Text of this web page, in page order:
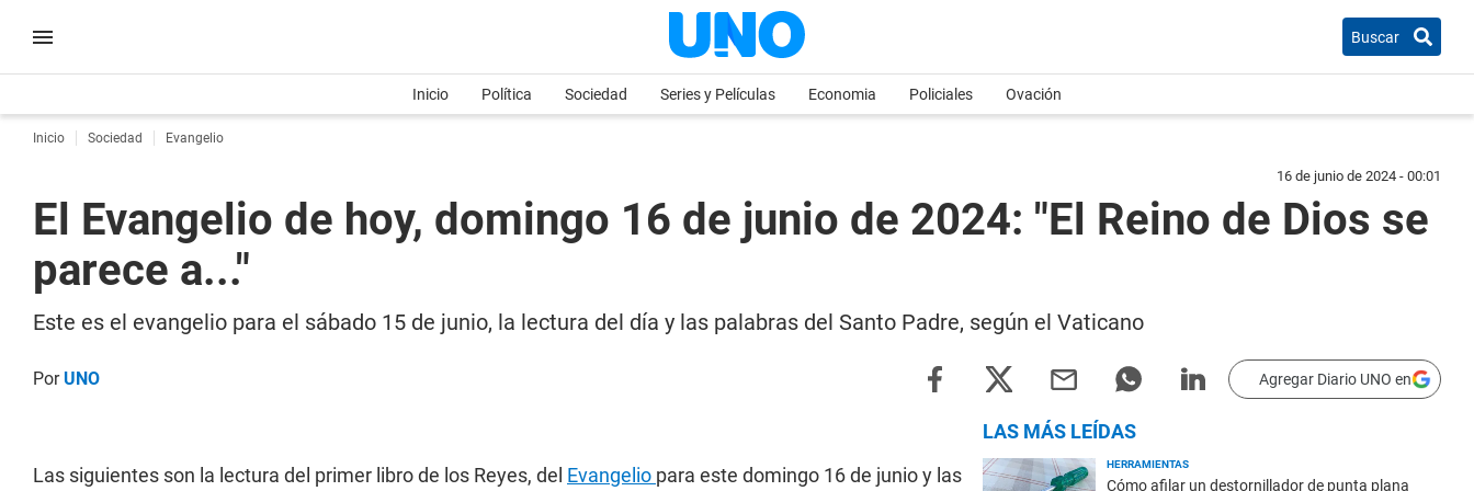
Buscar
Inicio Política Sociedad Series y Películas Economia Policiales Ovación
Inicio Sociedad Evangelio
16 de junio de 2024 - 00:01
El Evangelio de hoy, domingo 16 de junio de 2024: "El Reino de Dios se
parece a..."
Este es el evangelio para el sábado 15 de junio, la lectura del día y las palabras del Santo Padre, según el Vaticano
PorUNO Agregar Diario UNO en
Las siguientes son la lectura del primer libro de los Reyes, del Evangelio para este domingo 16 de junio y las
LAS MÁS LEÍDAS
HERRAMIENTAS
Cómo afilar un destornillador de punta plana